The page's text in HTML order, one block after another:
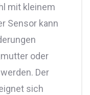
mit kleinem
Sensor kann
oder
Der
sich